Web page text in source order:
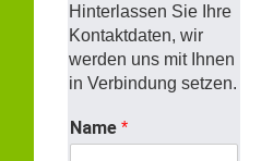
Hinterlassen Sie Ihre
Kontaktdaten, wir
werden uns mit Ihnen
in Verbindung setzen.
Name *